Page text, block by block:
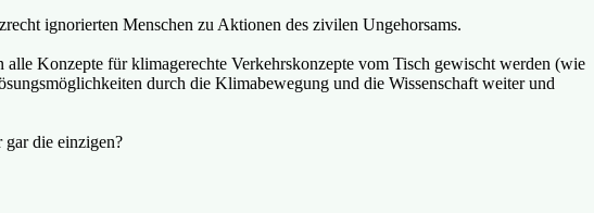
ignorierten Menschen zu Aktionen des zivilen Ungehorsams.
Konzepte für klimagerechte Verkehrskonzepte vom Tisch gewischt werden (wie
durch die Klimabewegung und die Wissenschaft weiter und
die einzigen?